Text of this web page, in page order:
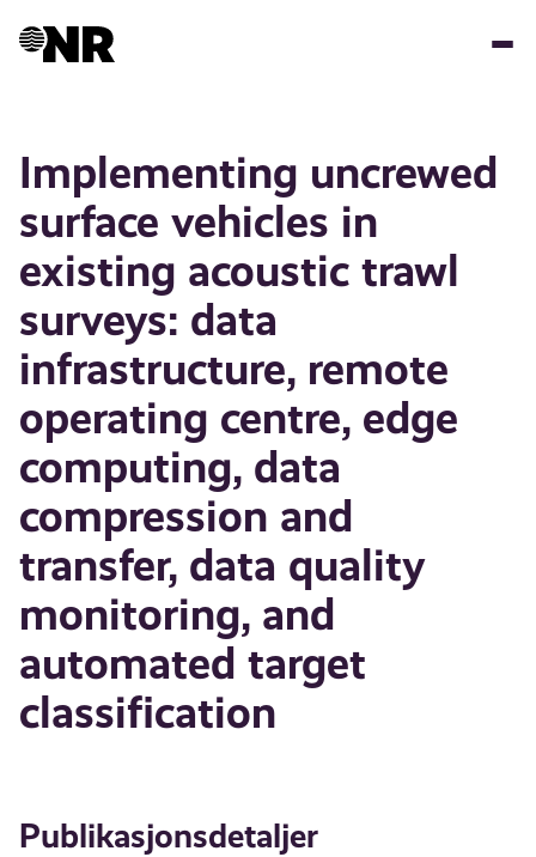
Implementing uncrewed
surface vehicles in
existing acoustic trawl
surveys: data
infrastructure, remote
operating centre, edge
computing, data
compression and
transfer, data quality
monitoring, and
automated target
classification
Publikasjonsdetaljer